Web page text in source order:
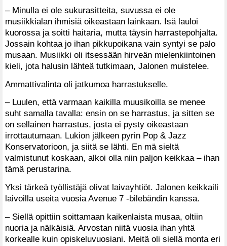
– Minulla ei ole sukurasitteita, suvussa ei ole
musiikkialan ihmisiä oikeastaan lainkaan. Isä lauloi
kuorossa ja soitti haitaria, mutta täysin harrastepohjalta.
Jossain kohtaa jo ihan pikkupoikana vain syntyi se palo
musaan. Musiikki oli itsessään hirveän mielenkiintoinen
kieli, jota halusin lähteä tutkimaan, Jalonen muistelee.
Ammattivalinta oli jatkumoa harrastukselle.
– Luulen, että varmaan kaikilla muusikoilla se menee
suht samalla tavalla: ensin on se harrastus, ja sitten se
on sellainen harrastus, josta ei pysty oikeastaan
irrottautumaan. Lukion jälkeen pyrin Pop & Jazz
Konservatorioon, ja siitä se lähti. En mä sieltä
valmistunut koskaan, alkoi olla niin paljon keikkaa – ihan
tämä perustarina.
Yksi tärkeä työllistäjä olivat laivayhtiöt. Jalonen keikkaili
laivoilla useita vuosia Avenue 7 -bilebändin kanssa.
– Siellä opittiin soittamaan kaikenlaista musaa, oltiin
nuoria ja nälkäisiä. Arvostan niitä vuosia ihan yhtä
korkealle kuin opiskeluvuosiani. Meitä oli siellä monta eri